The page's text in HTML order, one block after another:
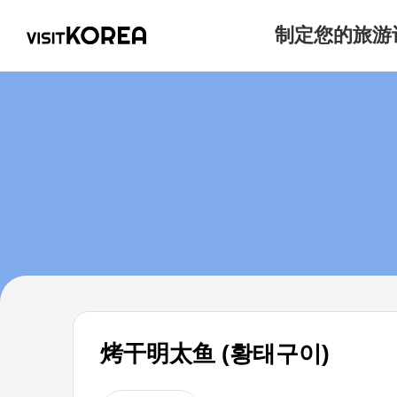
制定您的旅游
烤干明太鱼 (황태구이)